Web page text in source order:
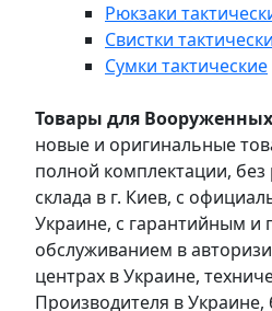
Рюкзаки
Свистки
Сумки тактические
Товары для
новые и оригинальные
полной комплектации, без
склада в г. Киев, с
Украине, с гарантийным и
обслуживанием в
центрах в Украине,
Производителя в Украине,